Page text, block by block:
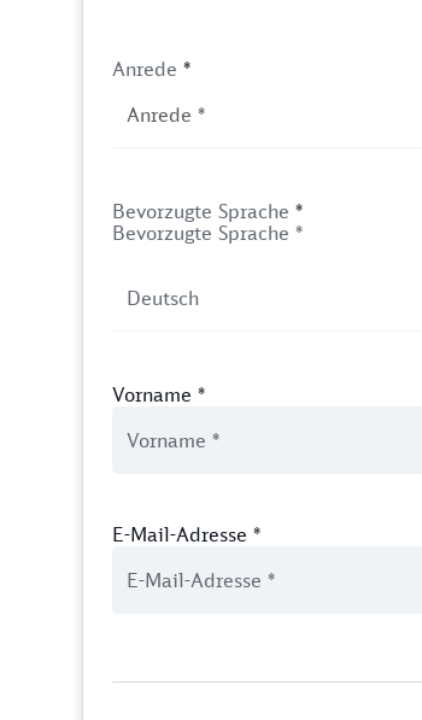
Anrede *
Bevorzugte Sprache *
Bevorzugte Sprache *
Vorname *
E-Mail-Adresse *